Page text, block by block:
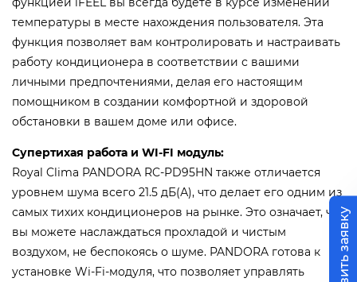
температуры в месте нахождения пользователя. Эта
функция позволяет вам контролировать и настраивать
работу кондиционера в соответствии с вашими
личными предпочтениями, делая его настоящим
помощником в создании комфортной и здоровой
обстановки в вашем доме или офисе.
Супертихая работа и WI-FI модуль:
Royal Clima PANDORA RC-PD95HN также отличается
уровнем шума всего 21.5 дБ(А), что делает его одним из
самых тихих кондиционеров на рынке. Это означает, что
вы можете наслаждаться прохладой и чистым
воздухом, не беспокоясь о шуме. PANDORA готова к
установке Wi-Fi-модуля, что позволяет управлять